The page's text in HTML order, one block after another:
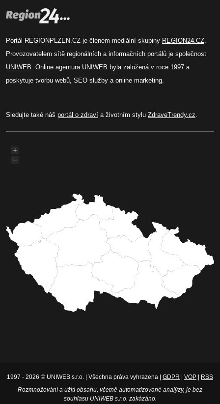
Portál REGIONPLZEN.CZ je členem mediální skupiny REGION24.CZ.
Provozovatelem sítě regionálních a informačních portálů je společnost
UNIWEB. Online agentura UNIWEB byla založená v roce 1997 a
poskytuje tvorbu webů, SEO služby a online marketing.
Sledujte také náš portál o zdraví a životním stylu ZdraveTrendy.cz.
+
−
1997 - 2026 © UNIWEB s.r.o. | Všechna práva vyhrazena | GDPR VOP
RSS
Rozmnožování a užití obsahu, včetně automatizované analýzy, je bez
souhlasu UNIWEB s.r.o. zakázáno.